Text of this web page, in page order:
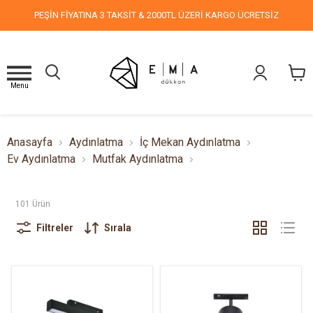
PEŞİN FİYATINA 3 TAKSİT & 2000TL ÜZERİ KARGO ÜCRETSİZ
Menu
Anasayfa Aydınlatma
İç Mekan Aydınlatma
Ev Aydınlatma
Mutfak Aydınlatma
101 Ürün
Filtreler Sırala